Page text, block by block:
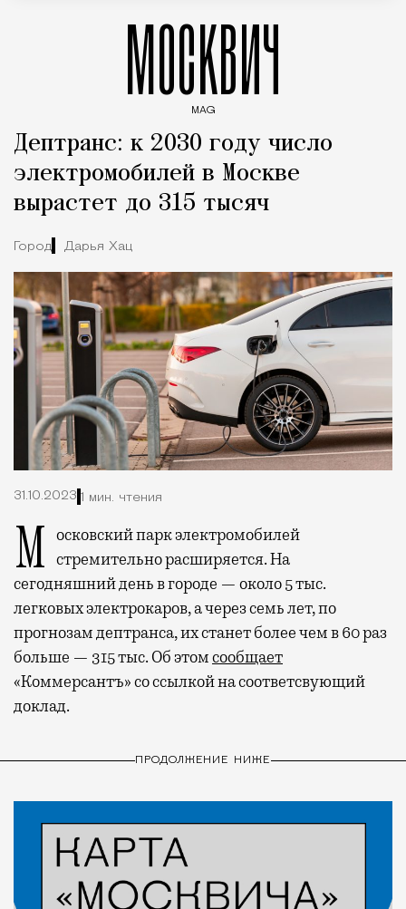
МОСКВИЧ
MAG
Дептранс: к 2030 году число
электромобилей в Москве
вырастет до 315 тысяч
Город Дарья Хац
31.10.2023 1 мин. чтения
Московский парк электромобилей стремительно расширяется. На
сегодняшний день в городе — около 5 тыс.
легковых электрокаров, а через семь лет, по
прогнозам дептранса, их станет более чем в 60 раз
больше — 315 тыс. Об этомсообщает
«Коммерсантъ» со ссылкой на соответсвующий
доклад.
ПРОДОЛЖЕНИЕ НИЖЕ